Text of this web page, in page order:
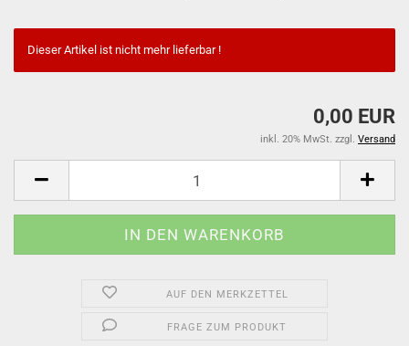
Dieser Artikel ist nicht mehr lieferbar !
0,00 EUR
inkl. 20% MwSt. zzgl. Versand
AUF DEN MERKZETTEL
FRAGE ZUM PRODUKT